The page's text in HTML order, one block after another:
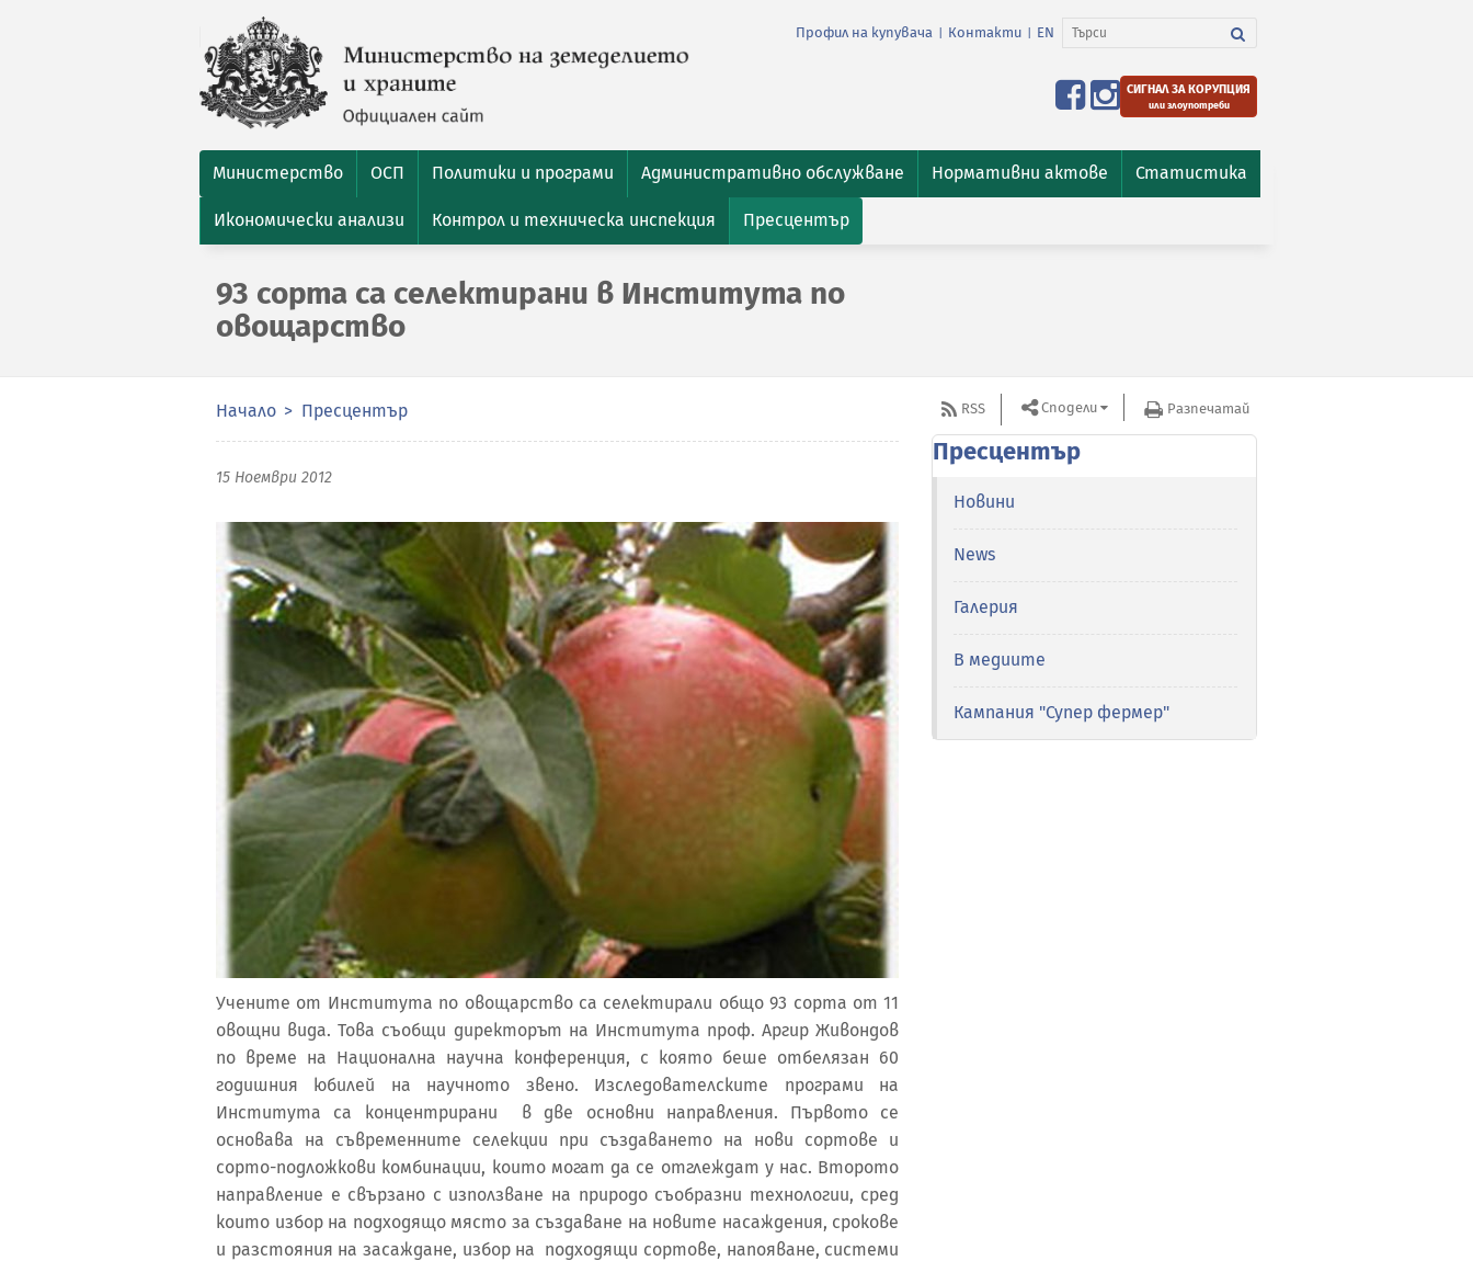
Профил на купувача Контакти EN
СИГНАЛ ЗА КОРУПЦИЯ
или злоупотреби
Министерство ОСП Политики и програми Административно обслужване Нормативни актове Статистика
Икономически анализи Контрол и техническа инспекция Пресцентър
93 сорта са селектирани в Института по
овощарство
Начало Пресцентър
15 Ноември 2012
Учените от Института по овощарство са селектирали общо 93 сорта от 11
овощни вида. Това съобщи директорът на Института проф. Аргир Живондов
по време на Национална научна конференция, с която беше отбелязан 60
годишния юбилей на научното звено. Изследователските програми на
Института са концентрирани в две основни направления. Първото се
основава на съвременните селекции при създаването на нови сортове и
сорто-подложкови комбинации, които могат да се отглеждат у нас. Второто
направление е свързано с използване на природо съобразни технологии, сред
които избор на подходящо място за създаване на новите насаждения, срокове
и разстояния на засаждане, избор на подходящи сортове, напояване, системи
RSS Сподели Разпечатай
Пресцентър
Новини
News
Галерия
В медиите
Кампания "Супер фермер"